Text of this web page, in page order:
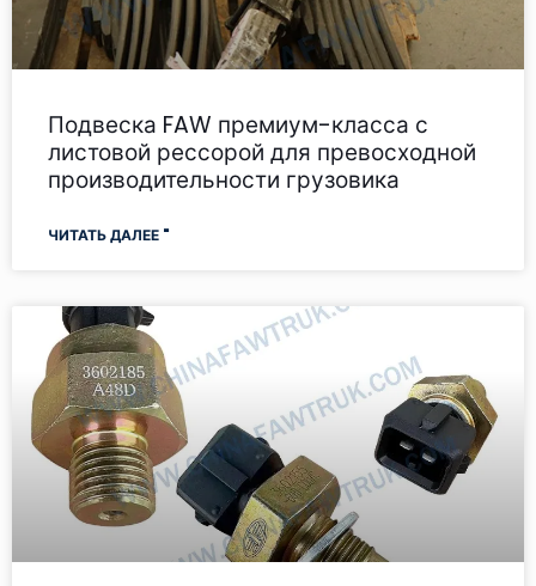
Подвеска FAW премиум-класса с
листовой рессорой для превосходной
производительности грузовика
ЧИТАТЬ ДАЛЕЕ "